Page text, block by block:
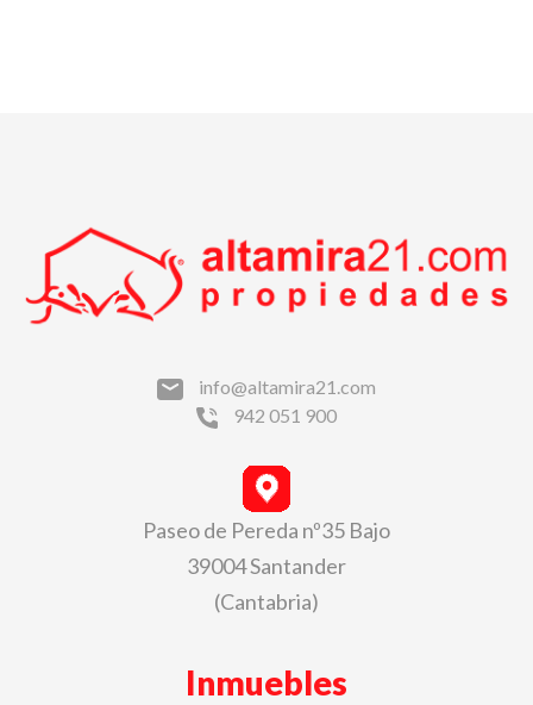
info@altamira21.com
942 051 900
Paseo de Pereda nº35 Bajo
39004 Santander
(Cantabria)
Inmuebles